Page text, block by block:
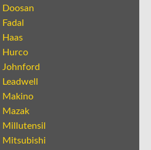
Doosan
Fadal
Haas
Hurco
Johnford
Leadwell
Makino
Mazak
Millutensil
Mitsubishi